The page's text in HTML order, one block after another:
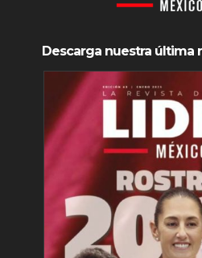
Descarga nuestra última